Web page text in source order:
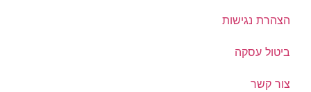
הצהרת נגישות
ביטול עסקה
צור קשר